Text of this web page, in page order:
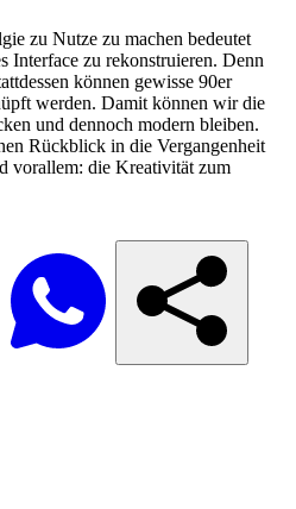
zu Nutze zu machen bedeutet
Interface zu rekonstruieren. Denn
können gewisse 90er
werden. Damit können wir die
und dennoch modern bleiben.
Rückblick in die Vergangenheit
vorallem: die Kreativität zum